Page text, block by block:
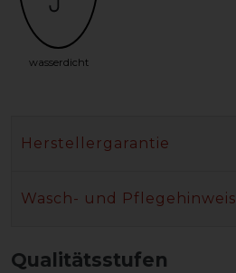
wasserdicht
Herstellergarantie
Wasch- und Pflegehinweis
Qualitätsstufen